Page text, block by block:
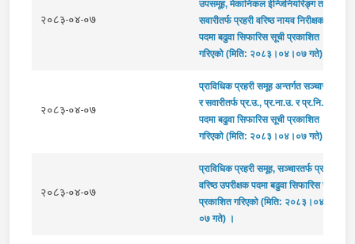
२०८३-०४-०७
उपसमूह, मेकानिकल ईन्जिनियरिङ्ग तथा
सवारीतर्फ प्रहरी वरिष्ठ नायव निरीक्षक
पदमा बढुवा सिफारिस सूची प्रकाशित
गरिएको (मिति: २०८३।०४।०७ गते) ।
२०८३-०४-०७
प्राविधिक प्रहरी समूह अन्तर्गत सञ्चारतर्फ
र सवारीतर्फ प्र.उ., प्र.ना.उ. र प्र.नि.
पदमा बढुवा सिफारिस सूची प्रकाशित
गरिएको (मिति: २०८३।०४।०७ गते) ।
२०८३-०४-०७
प्राविधिक प्रहरी समूह, सञ्चारतर्फ प्रहरी
वरिष्ठ उपरीक्षक पदमा बढुवा सिफारिस सूची
प्रकाशित गरिएको (मिति: २०८३।०४।
०७ गते) ।